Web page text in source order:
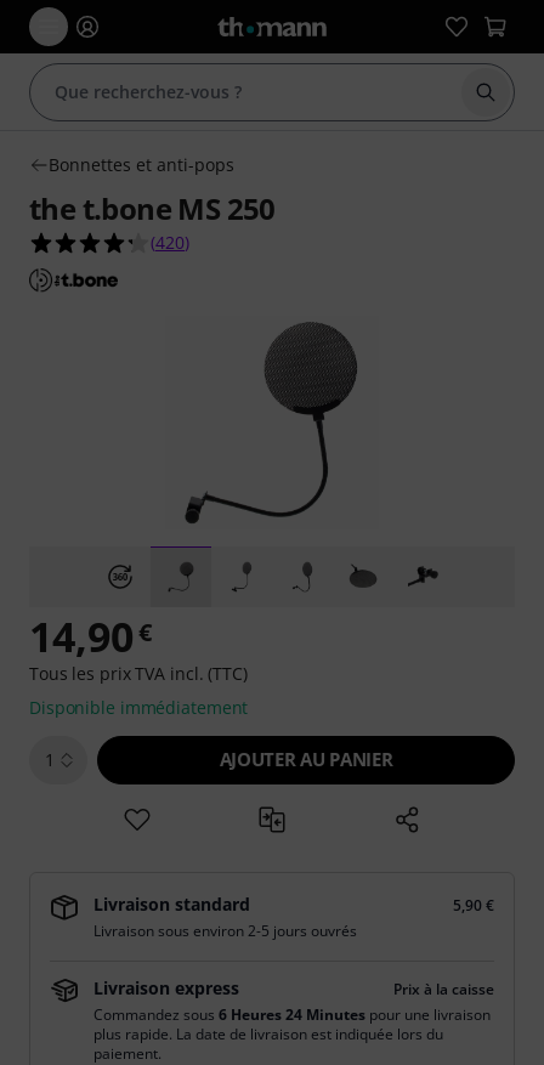
Bonnettes et anti-pops
the t.bone MS 250
4.3 étoiles sur 5 d'après 420 évaluations clients
(420)
14,90€
Tous les prix TVA incl. (TTC)
Disponible immédiatement
1 AJOUTER AU PANIER
Livraison standard
5,90 €
Livraison sous environ 2-5 jours ouvrés
Livraison express
Prix à la caisse
Commandez sous 6 Heures 24 Minutes pour une livraison
plus rapide. La date de livraison est indiquée lors du
paiement.